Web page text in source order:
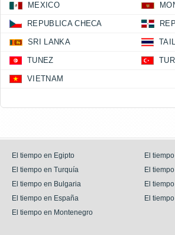
MEXICO
REPUBLICA CHECA
SRI LANKA
TUNEZ
VIETNAM
El tiempo en Egipto
El
El tiempo en Turquía
El
El tiempo en Bulgaria
El
El tiempo en España
El
El tiempo en Montenegro